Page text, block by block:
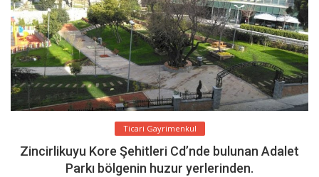
Ticari Gayrimenkul
Zincirlikuyu Kore Şehitleri Cd’nde bulunan Adalet
Parkı bölgenin huzur yerlerinden.